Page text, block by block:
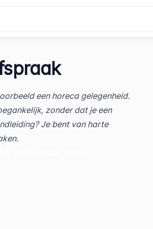
een horeca gelegenheid.
zonder dat je een
Je bent van harte